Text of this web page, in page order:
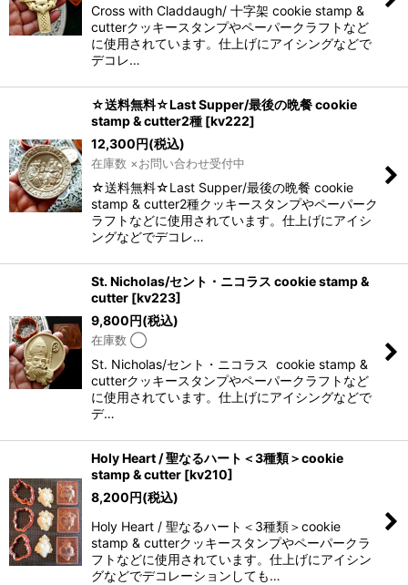
Cross with Claddaugh/ 十字架 cookie stamp &
cutterクッキースタンプやペーパークラフトなど
に使用されています。仕上げにアイシングなどで
デコレ…
☆送料無料☆Last Supper/最後の晩餐 cookie
stamp & cutter2種 [kv222]
12,300円(税込)
在庫数 ×お問い合わせ受付中
☆送料無料☆Last Supper/最後の晩餐 cookie
stamp & cutter2種クッキースタンプやペーパーク
ラフトなどに使用されています。仕上げにアイシ
ングなどでデコレ…
St. Nicholas/セント・ニコラス cookie stamp &
cutter [kv223]
9,800円(税込)
在庫数 ◯
St. Nicholas/セント・ニコラス cookie stamp &
cutterクッキースタンプやペーパークラフトなど
に使用されています。仕上げにアイシングなどで
デ…
Holy Heart / 聖なるハート＜3種類＞cookie
stamp & cutter [kv210]
8,200円(税込)
Holy Heart / 聖なるハート＜3種類＞cookie
stamp & cutterクッキースタンプやペーパークラ
フトなどに使用されています。仕上げにアイシン
グなどでデコレーションしても…